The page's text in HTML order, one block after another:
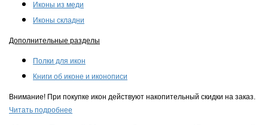
Иконы из меди
Иконы складни
Дополнительные разделы
Полки для икон
Книги об иконе и иконописи
Внимание! При покупке икон действуют накопительный скидки на заказ.
Читать подробнее